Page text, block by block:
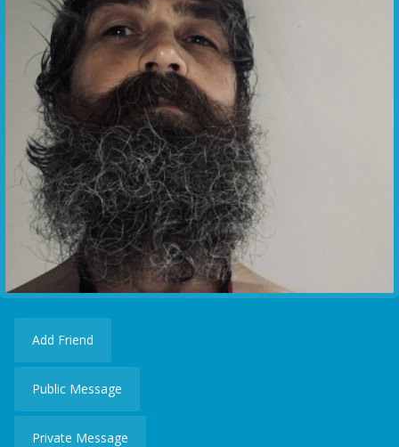
Add Friend
Public Message
Private Message